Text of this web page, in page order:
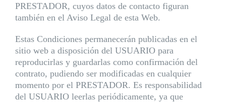
PRESTADOR, cuyos datos de contacto figuran
también en el Aviso Legal de esta Web.
Estas Condiciones permanecerán publicadas en el
sitio web a disposición del USUARIO para
reproducirlas y guardarlas como confirmación del
contrato, pudiendo ser modificadas en cualquier
momento por el PRESTADOR. Es responsabilidad
del USUARIO leerlas periódicamente, ya que